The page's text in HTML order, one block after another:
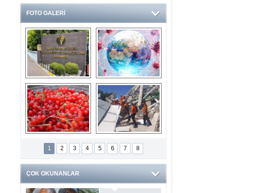
FOTO GALERİ
Ve burası da bir
devlet hastanesi
14 soruda
Koronavirüs
hakkında kendinizi
test edin...
Gilaburu meyvesi
kanserden koruyor
Endonezya’daki
deprem: Ölü sayısı
bin 203'e yükseldi
1 2 3 4 5 6 7 8
ÇOK OKUNANLAR